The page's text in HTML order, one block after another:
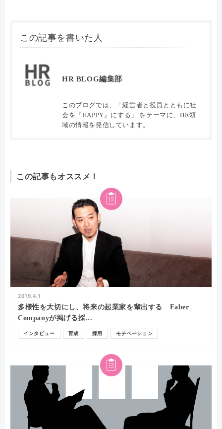
この記事を書いた人
HR BLOG編集部
このブログでは、「経営者と役員とともに社
会を『HAPPY』にする」 をテーマに、HR領
域の情報を発信しています。
この記事もオススメ！
2019.4.1
多様性を大切にし、将来の起業家を輩出する Faber
Companyが掲げる採…
インタビュー 育成 採用 モチベーション